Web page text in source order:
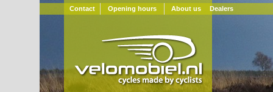
Contact Opening hours About us Dealers